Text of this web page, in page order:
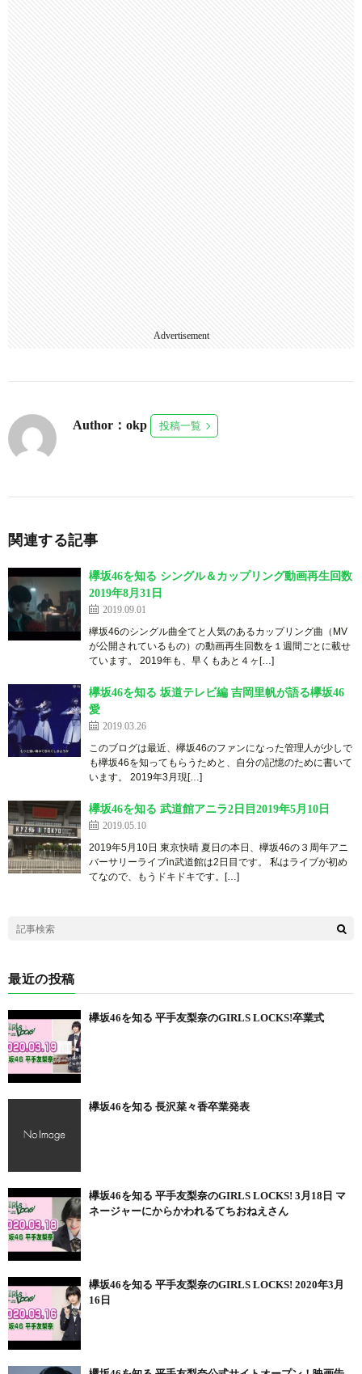
Advertisement
Author：okp 投稿一覧
関連する記事
欅坂46を知る シングル＆カップリング動画再生回数
2019年8月31日
2019.09.01
欅坂46のシングル曲全てと人気のあるカップリング曲（MV
が公開されているもの）の動画再生回数を１週間ごとに載せ
ています。 2019年も、早くもあと４ヶ[…]
欅坂46を知る 坂道テレビ編 吉岡里帆が語る欅坂46
愛
2019.03.26
このブログは最近、欅坂46のファンになった管理人が少しで
も欅坂46を知ってもらうためと、自分の記憶のために書いて
います。 20 1 9 年 3月 現 […]
欅坂46を知る 武道館アニラ2日目2019年5月10日
2019.05.10
2019年5月10日 東京快晴 夏日の本日、欅坂46の３周年アニ
バーサリーライブin武道館は2日目です。 私はライブが初め
てなので、もうドキドキです。[…]
最近の投稿
欅坂46を知る 平手友梨奈のGIRLS LOCKS!卒業式
欅坂46を知る 長沢菜々香卒業発表
欅坂46を知る 平手友梨奈のGIRLS LOCKS! 3月18日 マ
ネージャーにからかわれるてちおねえさん
欅坂46を知る 平手友梨奈のGIRLS LOCKS! 2020年3月
16日